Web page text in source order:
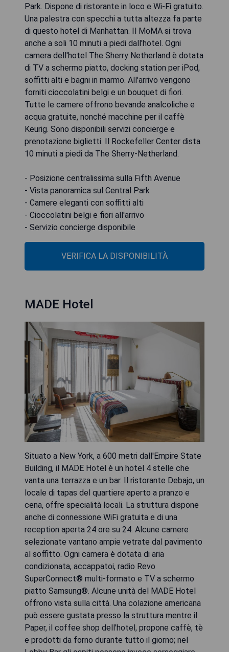
Park. Dispone di ristorante in loco e Wi-Fi gratuito.
Una palestra con specchi a tutta altezza fa parte
di questo hotel di Manhattan. Il MoMA si trova
anche a soli 10 minuti a piedi dall'hotel. Ogni
camera dell'hotel The Sherry Netherland è dotata
di TV a schermo piatto, docking station per iPod,
soffitti alti e bagni in marmo. All'arrivo vengono
forniti cioccolatini belgi e un bouquet di fiori.
Tutte le camere offrono bevande analcoliche e
acqua gratuite, nonché macchine per il caffè
Keurig. Sono disponibili servizi concierge e
prenotazione biglietti. Il Rockefeller Center dista
10 minuti a piedi da The Sherry-Netherland.
- Posizione centralissima sulla Fifth Avenue
- Vista panoramica sul Central Park
- Camere eleganti con soffitti alti
- Cioccolatini belgi e fiori all'arrivo
- Servizio concierge disponibile
VERIFICA LA DISPONIBILITÀ
MADE Hotel
Situato a New York, a 600 metri dall'Empire State
Building, il MADE Hotel è un hotel 4 stelle che
vanta una terrazza e un bar. Il ristorante Debajo, un
locale di tapas del quartiere aperto a pranzo e
cena, offre specialità locali. La struttura dispone
anche di connessione WiFi gratuita e di una
reception aperta 24 ore su 24. Alcune camere
selezionate vantano ampie vetrate dal pavimento
al soffitto. Ogni camera è dotata di aria
condizionata, accappatoi, radio Revo
SuperConnect® multi-formato e TV a schermo
piatto Samsung®. Alcune unità del MADE Hotel
offrono vista sulla città. Una colazione americana
può essere gustata presso la struttura mentre il
Paper, il coffee shop dell'hotel, propone caffè, tè
e prodotti da forno durante tutto il giorno; nel